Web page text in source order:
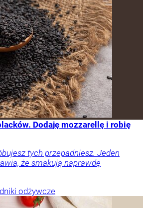
Dodaję mozzarellę i robię
tych przepadniesz. Jeden
że smakują naprawdę
odżywcze